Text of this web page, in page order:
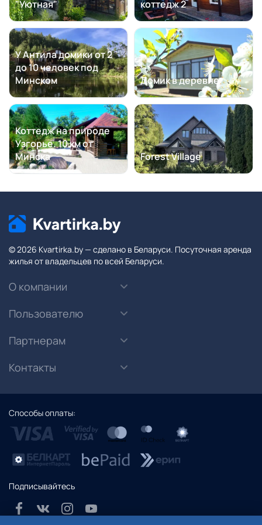
"Уютная" коттедж 2
У Антила домики от 2
до 10 человек под
Минском
Домик в деревне
Коттедж на природе
Узгорье. 10 км от
Минска
Forest Village
© 2026 Kvartirka.by — сделано в Беларуси. Посуточная аренда
жилья от владельцев по всей Беларуси.
О компании
Пользователю
Партнерам
Контакты
Способы оплаты:
Подписывайтесь